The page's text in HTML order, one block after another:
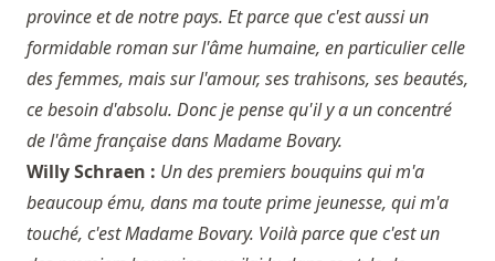
province et de notre pays. Et parce que c'est aussi un
formidable roman sur l'âme humaine, en particulier celle
des femmes, mais sur l'amour, ses trahisons, ses beautés,
ce besoin d'absolu. Donc je pense qu'il y a un concentré
de l'âme française dans Madame Bovary.
Willy Schraen : Un des premiers bouquins qui m'a
beaucoup ému, dans ma toute prime jeunesse, qui m'a
touché, c'est Madame Bovary. Voilà parce que c'est un